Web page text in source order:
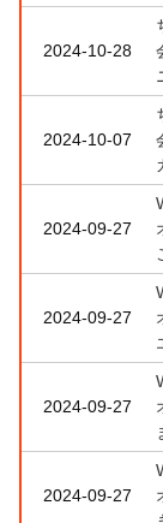
2024-10-28
2024-10-07
2024-09-27
2024-09-27
2024-09-27
2024-09-27